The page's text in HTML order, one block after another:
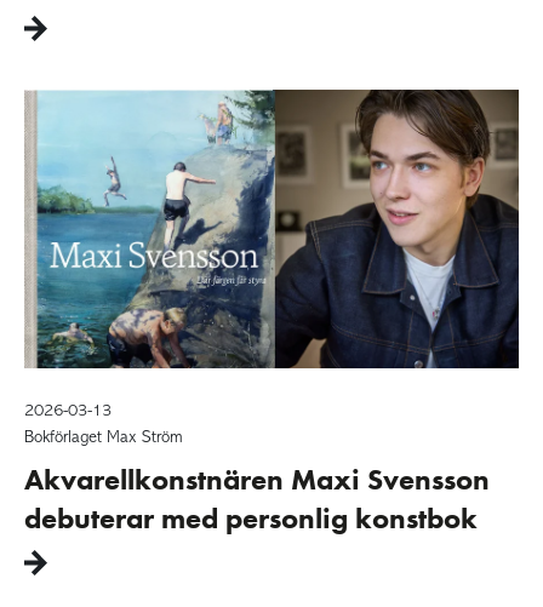
2026-03-13
Bokförlaget Max Ström
Akvarellkonstnären Maxi Svensson
debuterar med personlig konstbok